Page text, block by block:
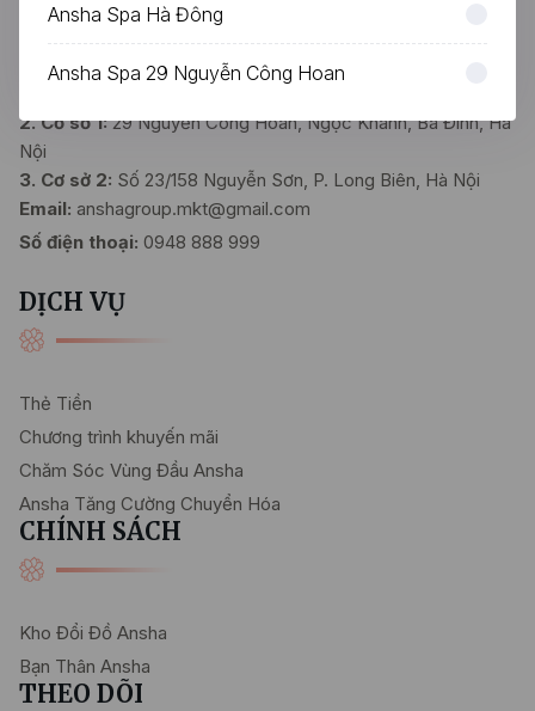
Địa chỉ:
2. Cơ sở 1:29 Nguyễn Công Hoan, Ngọc Khánh, Ba Đình, Hà
Nội
3. Cơ sở 2: Số 23/158 Nguyễn Sơn, P. Long Biên, Hà Nội
Email: anshagroup.mkt@gmail.com
Số điện thoại: 0948 888 999
DỊCH VỤ
Thẻ Tiền
Chương trình khuyến mãi
Chăm Sóc Vùng Đầu Ansha
Ansha Tăng Cường Chuyển Hóa
CHÍNH SÁCH
Kho Đổi Đồ Ansha
Bạn Thân Ansha
THEO DÕI
Ansha Spa Hà Đông
Ansha Spa 29 Nguyễn Công Hoan